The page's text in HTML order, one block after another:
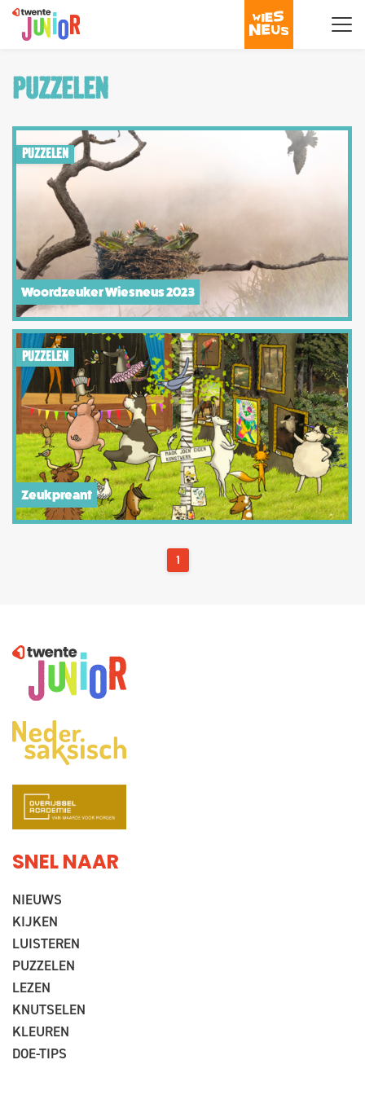
PUZZELEN
PUZZELEN
Woordzeuker Wiesneus 2023
PUZZELEN
Zeukpreant
1
SNEL NAAR
NIEUWS
KIJKEN
LUISTEREN
PUZZELEN
LEZEN
KNUTSELEN
KLEUREN
DOE-TIPS